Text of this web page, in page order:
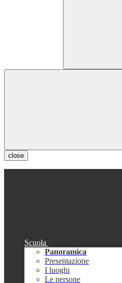
close
Scuola
Panoramica
Presentazione
I luoghi
Le persone